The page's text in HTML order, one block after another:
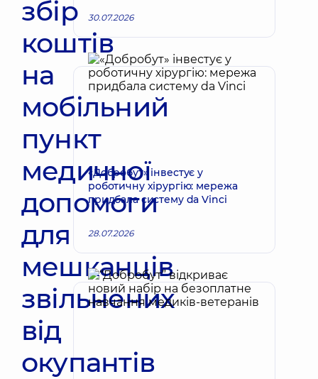
збір
коштів
на
мобільний
пункт
медичної
допомоги
для
мешканців
звільнених
від
окупантів
30.07.2026
«Добробут» інвестує у
роботичну хірургію: мережа
придбала систему da Vinci
28.07.2026